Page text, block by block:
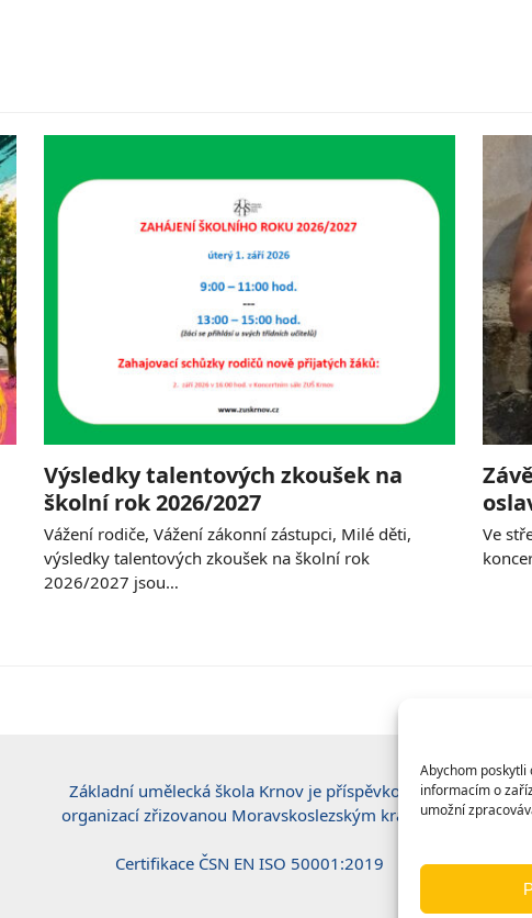
Abychom poskytli
informacím o
umožní
Výsledky talentových zkoušek na
školní rok 2026/2027
Vážení rodiče, Vážení zákonní zástupci, Milé děti,
výsledky talentových zkoušek na školní rok
2026/2027 jsou…
Ve
Základní umělecká škola Krnov je příspěvkovou
organizací zřizovanou Moravskoslezským krajem.
Certifikace ČSN EN ISO 50001:2019